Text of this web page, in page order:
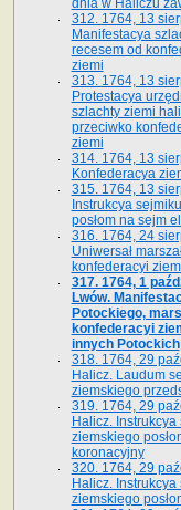
dnia w Haliczu
312. 1764, 13
Manifestacya
recesem od
ziemi
313. 1764, 13
Protestacya
szlachty ziemi
przeciwko
ziemi
314. 1764, 13
Konfederacya
315. 1764, 13
Instrukcya
posłom na sejm
316. 1764, 24
Uniwersał
konfederacyi
317. 1764, 1
Lwów.
Potockiego,
konfederacyi
innych Potockich
318. 1764, 29
Halicz. Laudum
ziemskiego
319. 1764, 29
Halicz. Instrukcya
ziemskiego
koronacyjny
320. 1764, 29
Halicz. Instrukcya
ziemskiego